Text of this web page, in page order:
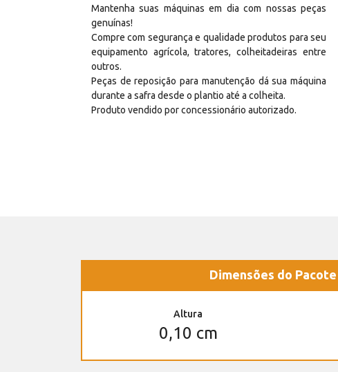
Mantenha suas máquinas em dia com nossas peças
genuínas!
Compre com segurança e qualidade produtos para seu
equipamento agrícola, tratores, colheitadeiras entre
outros.
Peças de reposição para manutenção dá sua máquina
durante a safra desde o plantio até a colheita.
Produto vendido por concessionário autorizado.
Dimensões do Pacote
Altura
0,10 cm